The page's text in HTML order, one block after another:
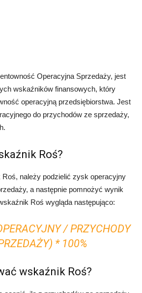
Operacyjna Sprzedaży, jest
wskaźników finansowych, który
operacyjną przedsiębiorstwa. Jest
do przychodów ze sprzedaży,
Roś?
należy podzielić zysk operacyjny
a następnie pomnożyć wynik
Roś wygląda następująco:
/ PRZYCHODY
* 100%
wskaźnik Roś?